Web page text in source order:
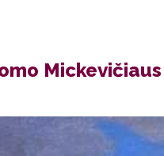
Mickevičiaus